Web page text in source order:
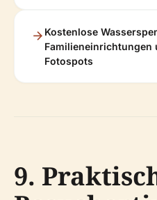
Kostenlose
Familieneinrichtungen
Fotospots
9.